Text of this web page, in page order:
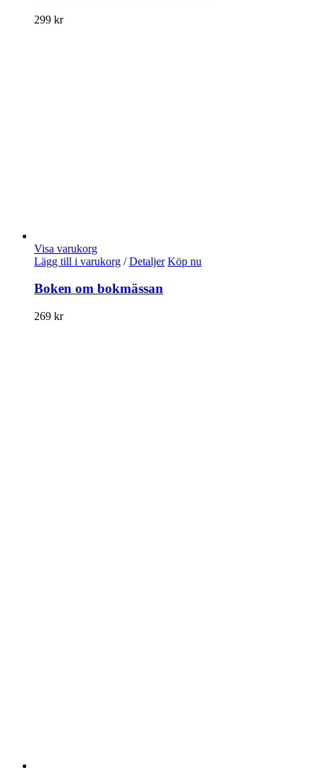
299 kr
Visa varukorg
Lägg till i varukorg / Detaljer Köp nu
Boken om bokmässan
269 kr